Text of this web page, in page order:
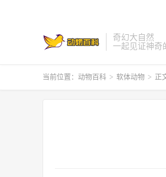
奇幻大自然
一起见证神奇
当前位置： 动物百科 > 软体动物 > 正